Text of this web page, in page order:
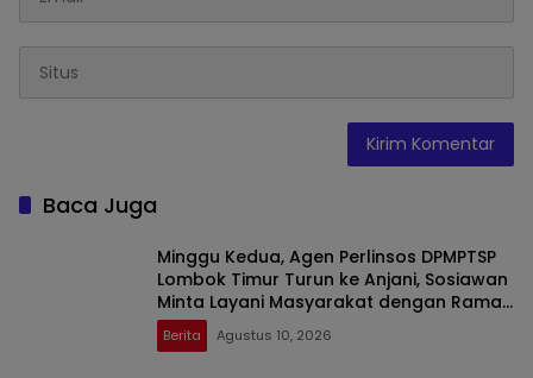
Baca Juga
Minggu Kedua, Agen Perlinsos DPMPTSP
Lombok Timur Turun ke Anjani, Sosiawan
Minta Layani Masyarakat dengan Ramah
dan Humanis
Berita Agustus 10, 2026